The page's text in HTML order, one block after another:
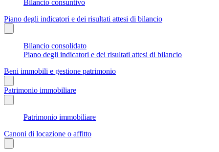
Bilancio consuntivo
Piano degli indicatori e dei risultati attesi di bilancio
Bilancio consolidato
Piano degli indicatori e dei risultati attesi di bilancio
Beni immobili e gestione patrimonio
Patrimonio immobiliare
Patrimonio immobiliare
Canoni di locazione o affitto